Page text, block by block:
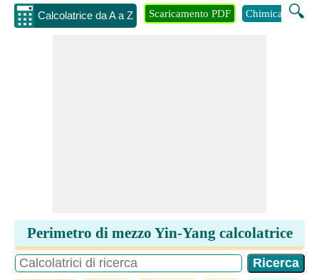
Calcolatrice da A a Z 🔍
Scaricamento PDF Chimica
Perimetro di mezzo Yin-Yang calcolatrice